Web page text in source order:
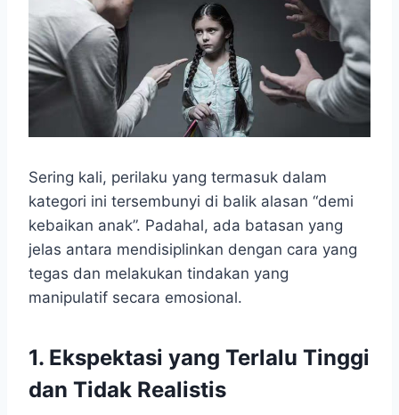
Sering kali, perilaku yang termasuk dalam
kategori ini tersembunyi di balik alasan “demi
kebaikan anak”. Padahal, ada batasan yang
jelas antara mendisiplinkan dengan cara yang
tegas dan melakukan tindakan yang
manipulatif secara emosional.
1. Ekspektasi yang Terlalu Tinggi
dan Tidak Realistis